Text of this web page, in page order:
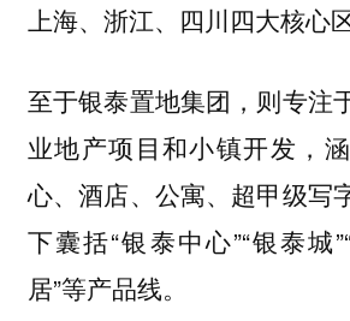
上海、浙江、四川四大核心区
至于银泰置地集团，则专注
业地产项目和小镇开发，
心、酒店、公寓、超甲级写
下囊括“银泰中心”“银泰城
居”等产品线。